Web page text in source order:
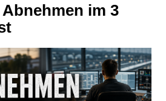
Abnehmen im 3